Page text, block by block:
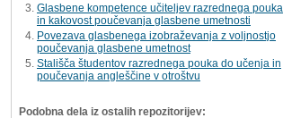
Glasbene kompetence učiteljev razrednega pouka
in kakovost poučevanja glasbene umetnosti
Povezava glasbenega izobraževanja z voljnostjo
poučevanja glasbene umetnost
Stališča študentov razrednega pouka do učenja in
poučevanja angleščine v otroštvu
Podobna dela iz ostalih repozitorijev: